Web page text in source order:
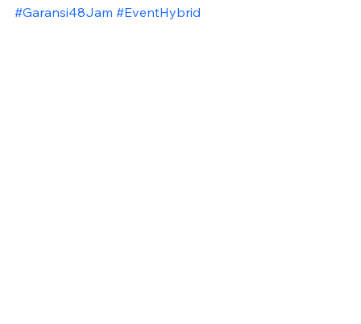
#Garansi48Jam #EventHybrid